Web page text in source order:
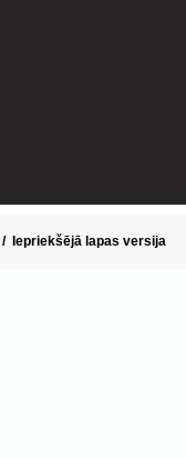
/ Iepriekšējā lapas versija